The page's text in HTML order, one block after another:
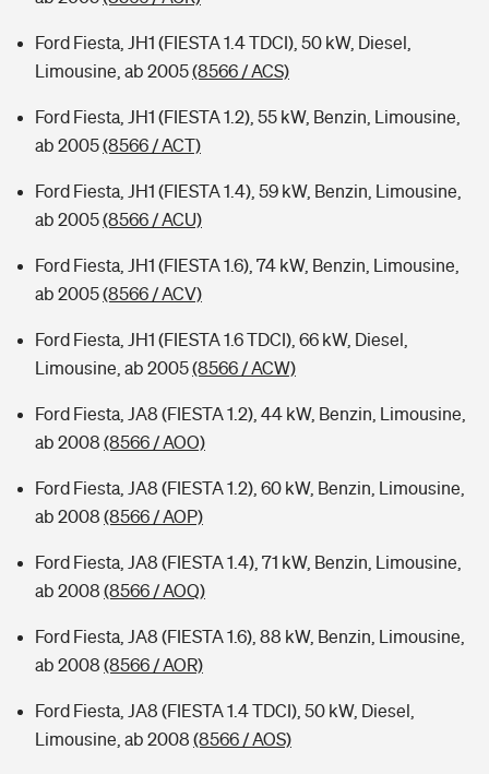
Ford Fiesta, JH1 (FIESTA 1.4 TDCI), 50 kW, Diesel,
Limousine, ab 2005(8566 / ACS)
Ford Fiesta, JH1 (FIESTA 1.2), 55 kW, Benzin, Limousine,
ab 2005(8566 / ACT)
Ford Fiesta, JH1 (FIESTA 1.4), 59 kW, Benzin, Limousine,
ab 2005(8566 / ACU)
Ford Fiesta, JH1 (FIESTA 1.6), 74 kW, Benzin, Limousine,
ab 2005(8566 / ACV)
Ford Fiesta, JH1 (FIESTA 1.6 TDCI), 66 kW, Diesel,
Limousine, ab 2005(8566 / ACW)
Ford Fiesta, JA8 (FIESTA 1.2), 44 kW, Benzin, Limousine,
ab 2008 (8566 / AOO)
Ford Fiesta, JA8 (FIESTA 1.2), 60 kW, Benzin, Limousine,
ab 2008 (8566 / AOP)
Ford Fiesta, JA8 (FIESTA 1.4), 71 kW, Benzin, Limousine,
ab 2008 (8566 / AOQ)
Ford Fiesta, JA8 (FIESTA 1.6), 88 kW, Benzin, Limousine,
ab 2008 (8566 / AOR)
Ford Fiesta, JA8 (FIESTA 1.4 TDCI), 50 kW, Diesel,
Limousine, ab 2008 (8566 / AOS)